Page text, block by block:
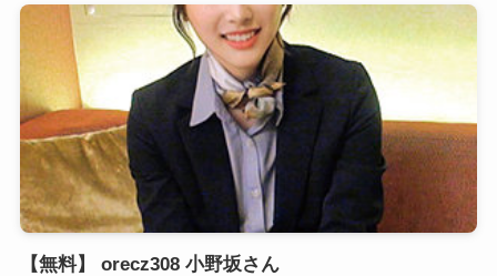
【無料】 orecz308 小野坂さん